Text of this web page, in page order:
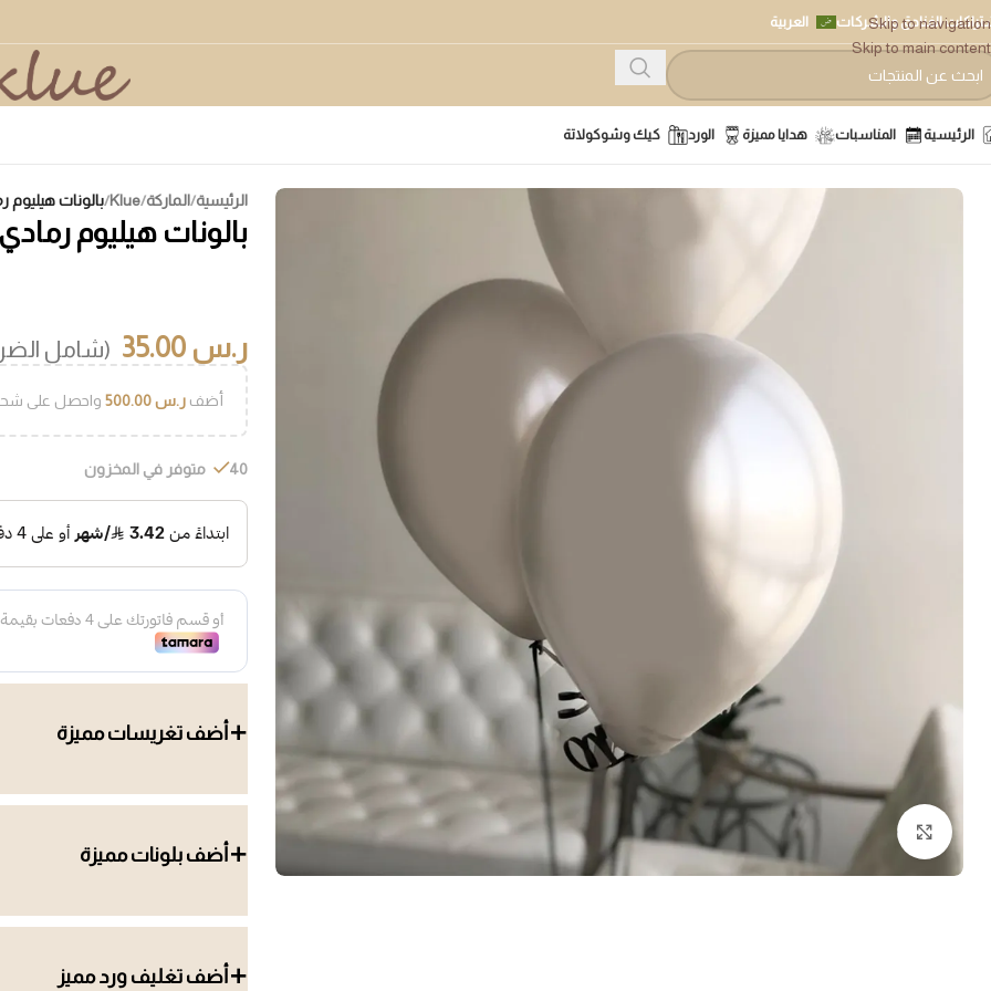
Skip to navigation
Skip to main content
الفنادق والشركات العربية
الرئيسية المناسبات هدايا مميزة الورد كيك وشوكولاتة
Click to enlarge
الرئيسية/الماركة/
Klue
/بالونات هيليوم
بالونات هيليوم رمادي
ر.س (شامل
أضف ر.س500.00 واحصل على
40 متوفر في المخزون
أضف تغريسات مميزة
أضف بلونات مميزة
أضف تغليف ورد مميز